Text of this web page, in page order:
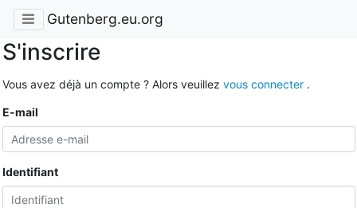
Gutenberg.eu.org
S'inscrire
Vous avez déjà un compte ? Alors veuillez vous connecter .
E-mail
Identifiant